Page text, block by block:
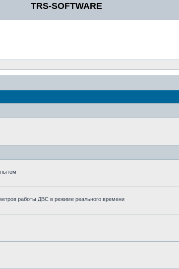
TRS-SOFTWARE
работы ДВС в режиме реального времени